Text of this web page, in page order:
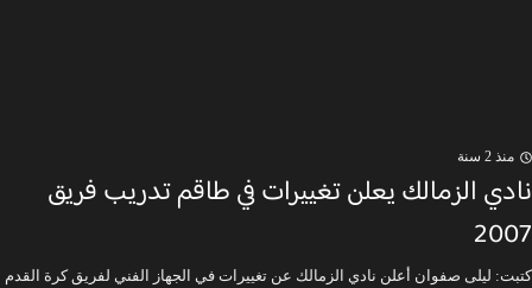
منذ 2 سنة
نادي الزمالك يعلن تغييرات في طاقم تدريب فريق
2007
كتبت: ليلى صفوان أعلن نادي الزمالك عن تغييرات في الجهاز الفني لفريق كرة القدم